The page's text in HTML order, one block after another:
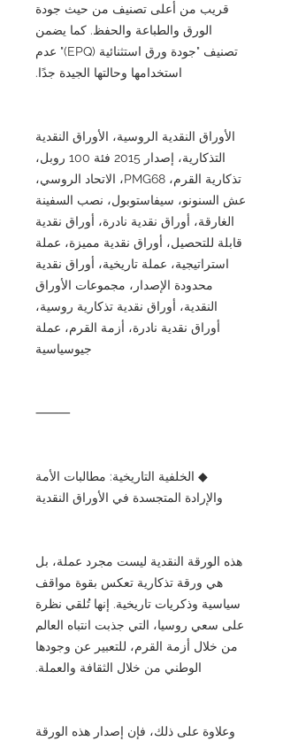
قريب من أعلى تصنيف من حيث جودة
الورق والطباعة والحفظ. كما يضمن
تصنيف "جودة ورق استثنائية (EPQ)" عدم
استخدامها وحالتها الجيدة جدًا.
الأوراق النقدية الروسية، الأوراق النقدية
التذكارية، إصدار 2015 فئة 100 روبل،
تذكارية القرم، PMG68، الاتحاد الروسي،
عش السنونو، سيفاستوبول، نصب السفينة
الغارقة، أوراق نقدية نادرة، أوراق نقدية
قابلة للتحصيل، أوراق نقدية مميزة، عملة
استراتيجية، عملة تاريخية، أوراق نقدية
محدودة الإصدار، مجموعات الأوراق
النقدية، أوراق نقدية تذكارية روسية،
أوراق نقدية نادرة، أزمة القرم، عملة
جيوسياسية
⸻
◆ الخلفية التاريخية: مطالبات الأمة
والإرادة المتجسدة في الأوراق النقدية
هذه الورقة النقدية ليست مجرد عملة، بل
هي ورقة تذكارية تعكس بقوة مواقف
سياسية وذكريات تاريخية. إنها تُلقي نظرة
على سعي روسيا، التي جذبت انتباه العالم
من خلال أزمة القرم، للتعبير عن وجودها
الوطني من خلال الثقافة والعملة.
وعلاوة على ذلك، فإن إصدار هذه الورقة